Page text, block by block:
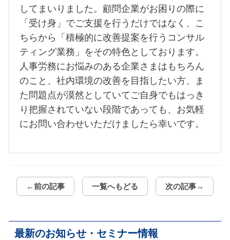
してまいりました。顧問企業がお困りの際に
「受け身」でご支援を行うだけではなく、こ
ちらから「積極的に改善提案を行うコンサル
ティング業務」をその特色としております。
人事労務にお悩みのある企業さまはもちろん
のこと、社内環境の改善を目指したい方、ま
た問題点が漠然としていてご自身でもはっき
り把握されていない段階であっても、お気軽
にお問い合わせいただけましたら幸いです。
←前の記事 一覧へもどる 次の記事→
最新のお知らせ・セミナー情報